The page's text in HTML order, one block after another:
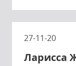
27-11-20
Ларисса